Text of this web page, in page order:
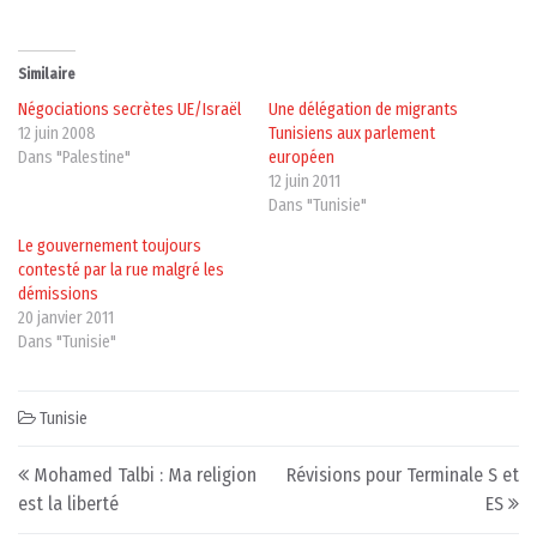
Similaire
Négociations secrètes UE/Israël
12 juin 2008
Dans "Palestine"
Une délégation de migrants
Tunisiens aux parlement
européen
12 juin 2011
Dans "Tunisie"
Le gouvernement toujours
contesté par la rue malgré les
démissions
20 janvier 2011
Dans "Tunisie"
Tunisie
Post navigation
Mohamed Talbi : Ma religion
est la liberté
Révisions pour Terminale S et
ES